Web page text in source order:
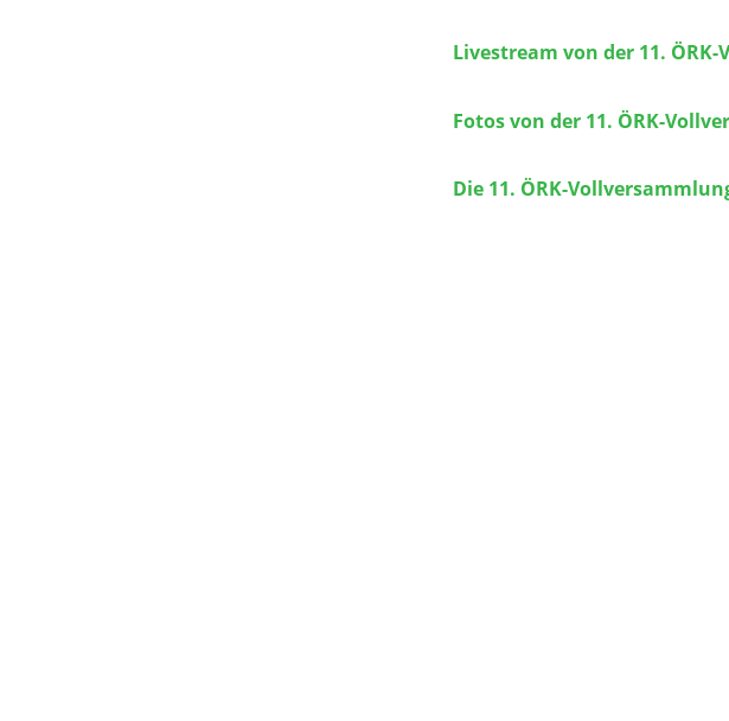
Livestream von der 11.
Fotos von der 11. ÖRK-
Die 11. ÖRK-